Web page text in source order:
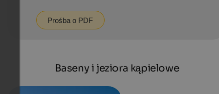
Prośba o PDF
Baseny i jeziora kąpielowe